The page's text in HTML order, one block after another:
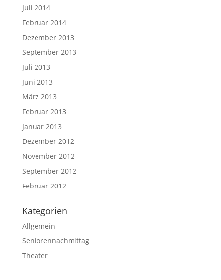
Juli 2014
Februar 2014
Dezember 2013
September 2013
Juli 2013
Juni 2013
März 2013
Februar 2013
Januar 2013
Dezember 2012
November 2012
September 2012
Februar 2012
Kategorien
Allgemein
Seniorennachmittag
Theater